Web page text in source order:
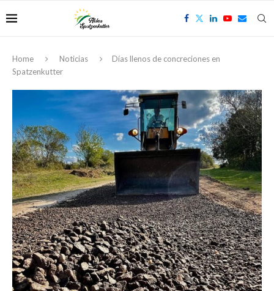
Home Noticias
Días llenos de concreciones en
Spatzenkutter